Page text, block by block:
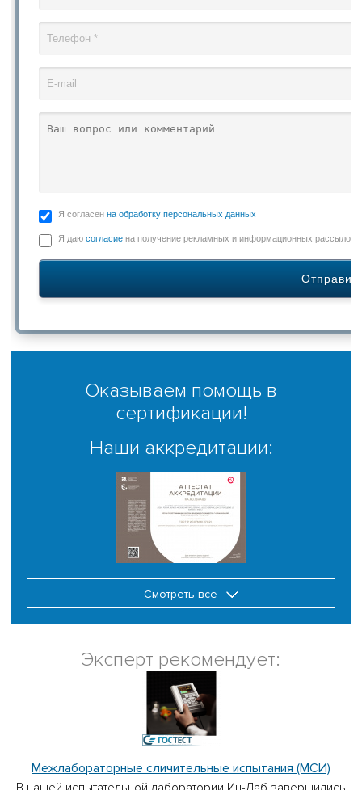
Я согласен на обработку персональных данных
Я даю согласие на получение рекламных и информационных рассылок
Оказываем помощь в
сертификации!
Наши аккредитации:
Смотреть все
Эксперт рекомендует:
Межлабораторные сличительные испытания (МСИ)